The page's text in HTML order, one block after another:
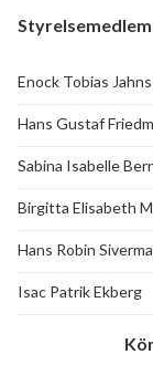
Enock Tobias Jahns
Hans Gustaf
Sabina Isabelle
Birgitta Elisabeth
Hans Robin
Isac Patrik Ekberg